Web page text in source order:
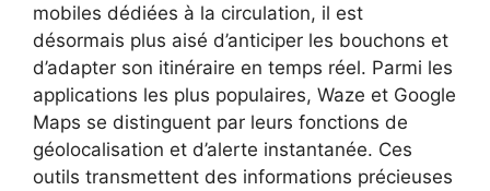
mobiles dédiées à la circulation, il est
désormais plus aisé d’anticiper les bouchons et
d’adapter son itinéraire en temps réel. Parmi les
applications les plus populaires, Waze et Google
Maps se distinguent par leurs fonctions de
géolocalisation et d’alerte instantanée. Ces
outils transmettent des informations précieuses